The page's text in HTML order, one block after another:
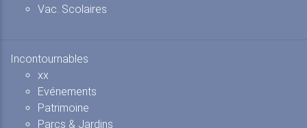
Vac. Scolaires
Incontournables
xx
Evénements
Patrimoine
Parcs & Jardins